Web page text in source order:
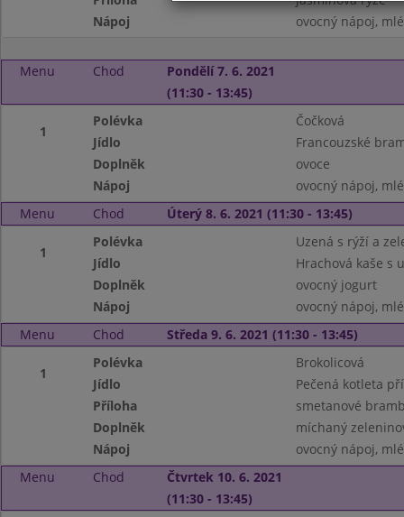
Nápoj
ovocný nápoj,
Menu Chod
Pondělí 7. 6. 2021
(11:30 - 13:45)
1
Polévka
Čočková
Jídlo
Francouzské
Doplněk
ovoce
Nápoj
ovocný nápoj,
Menu
Chod Úterý 8. 6. 2021 (11:30 - 13:45)
1
Polévka
Uzená s rýží a
Jídlo
Hrachová kaše s
Doplněk
ovocný jogurt
Nápoj
ovocný nápoj,
Menu
Chod Středa 9. 6. 2021 (11:30 - 13:45)
1
Polévka
Brokolicová
Jídlo
Pečená kotleta
Příloha
smetanové
Doplněk
míchaný
Nápoj
ovocný nápoj,
Menu
Chod
Čtvrtek 10. 6. 2021
(11:30 - 13:45)